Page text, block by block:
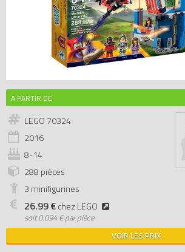
A PARTIR DE
LEGO 70324
2016
8-14
288 pièces
3 minifigurines
26.99 €chez LEGO
soit0.094 € par pièce
VOIR LES PRIX